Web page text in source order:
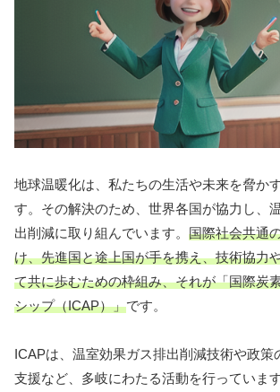
地球温暖化は、私たちの生活や未来を脅か
す。その解決のため、世界各国が協力し、
出削減に取り組んでいます。 国際社会共通
け、先進国と途上国が手を携え、技術協力
て共に歩むための枠組み、それが「国際炭
シップ（ICAP）」です。
ICAPは、温室効果ガス排出削減技術や政策
支援など、多岐にわたる活動を行っていま